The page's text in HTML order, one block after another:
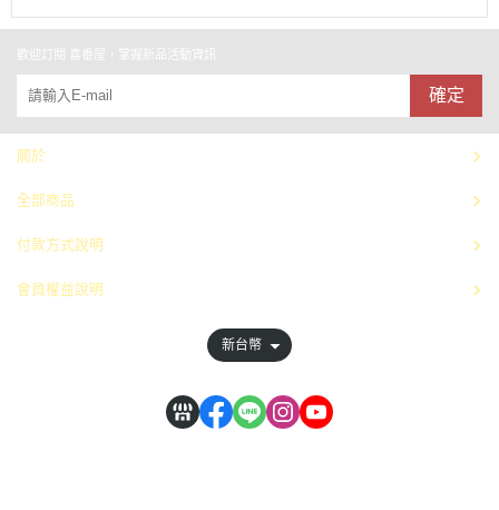
歡迎訂閱 喜番屋，掌握新品活動資訊
確定
關於
全部商品
付款方式說明
會員權益說明
新台幣